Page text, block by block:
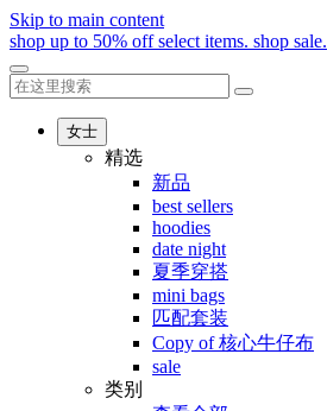
Skip to main content
shop up to 50% off select items. shop sale.
女士
精选
新品
best sellers
hoodies
date night
夏季穿搭
mini bags
匹配套装
Copy of 核心牛仔布
sale
类别